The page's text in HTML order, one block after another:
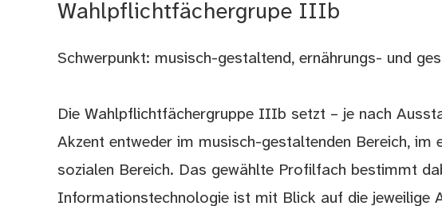
Wahlpflichtfächergrupe IIIb
Schwerpunkt: musisch-gestaltend, ernährungs- und
Die Wahlpflichtfächergruppe IIIb setzt – je nach
Akzent entweder im musisch-gestaltenden Bereich,
sozialen Bereich. Das gewählte Profilfach bestimmt
Informationstechnologie ist mit Blick auf die jeweilige